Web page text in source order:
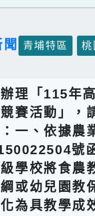
青埔特區
理「115年
賽活動」，
一、依據農
號
學校將食農
或幼兒園教
為具教學成